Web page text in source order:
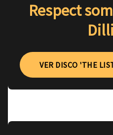
Respect
VER DISCO 'THE